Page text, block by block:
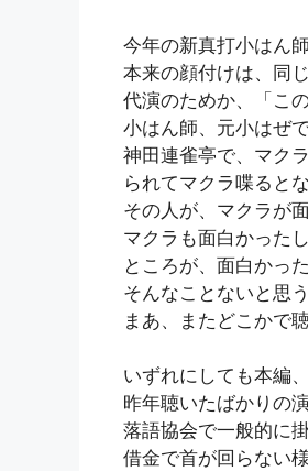
今年の新真打小はん
本来の顔付けは、同
代演のためか、「こ
小はん師、元小はぜ
神田連雀亭で、マク
られてマクラ喋ると
その人が、マクラが
マクラも面白かったし
ところが、面白かっ
そんなことないと思
まあ、またどこかで
いずれにしても本編
昨年聴いたばかりの
落語協会で一般的に
借金で首が回らない